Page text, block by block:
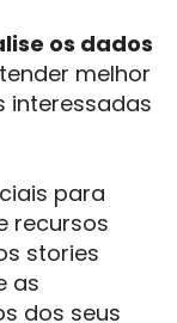
os dados
melhor
interessadas
para
recursos
stories
as
dos seus